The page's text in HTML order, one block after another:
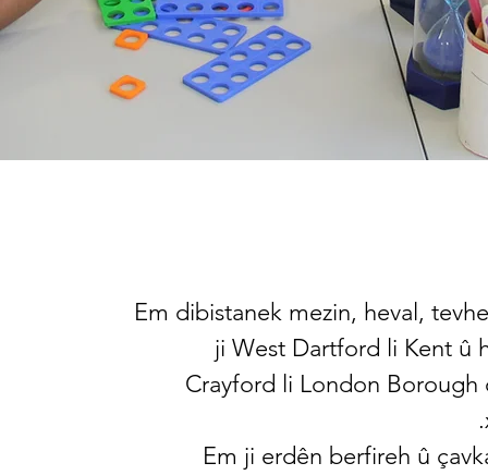
Em dibistanek mezin, heval,
ji West Dartford li Kent û
Crayford li London Borough
Em ji erdên berfireh û